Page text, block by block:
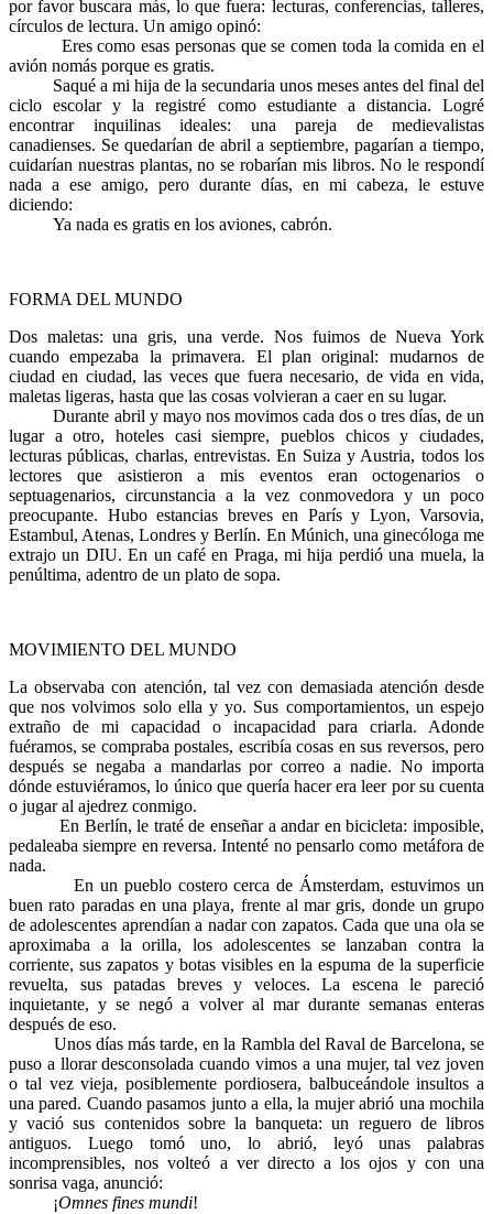
por favor buscara más, lo que fuera: lecturas, conferencias, talleres,
círculos de lectura. Un amigo opinó:
Eres como esas personas que se comen toda la comida en el
avión nomás porque es gratis.
Saqué a mi hija de la secundaria unos meses antes del final del
ciclo escolar y la registré como estudiante a distancia. Logré
encontrar inquilinas ideales: una pareja de medievalistas
canadienses. Se quedarían de abril a septiembre, pagarían a tiempo,
cuidarían nuestras plantas, no se robarían mis libros. No le respondí
nada a ese amigo, pero durante días, en mi cabeza, le estuve
diciendo:
Ya nada es gratis en los aviones, cabrón.
FORMA DEL MUNDO
Dos maletas: una gris, una verde. Nos fuimos de Nueva York
cuando empezaba la primavera. El plan original: mudarnos de
ciudad en ciudad, las veces que fuera necesario, de vida en vida,
maletas ligeras, hasta que las cosas volvieran a caer en su lugar.
Durante abril y mayo nos movimos cada dos o tres días, de un
lugar a otro, hoteles casi siempre, pueblos chicos y ciudades,
lecturas públicas, charlas, entrevistas. En Suiza y Austria, todos los
lectores que asistieron a mis eventos eran octogenarios o
septuagenarios, circunstancia a la vez conmovedora y un poco
preocupante. Hubo estancias breves en París y Lyon, Varsovia,
Estambul, Atenas, Londres y Berlín. En Múnich, una ginecóloga me
extrajo un DIU. En un café en Praga, mi hija perdió una muela, la
penúltima, adentro de un plato de sopa.
MOVIMIENTO DEL MUNDO
La observaba con atención, tal vez con demasiada atención desde
que nos volvimos solo ella y yo. Sus comportamientos, un espejo
extraño de mi capacidad o incapacidad para criarla. Adonde
fuéramos, se compraba postales, escribía cosas en sus reversos, pero
después se negaba a mandarlas por correo a nadie. No importa
dónde estuviéramos, lo único que quería hacer era leer por su cuenta
o jugar al ajedrez conmigo.
En Berlín, le traté de enseñar a andar en bicicleta: imposible,
pedaleaba siempre en reversa. Intenté no pensarlo como metáfora de
nada.
En un pueblo costero cerca de Ámsterdam, estuvimos un
buen rato paradas en una playa, frente al mar gris, donde un grupo
de adolescentes aprendían a nadar con zapatos. Cada que una ola se
aproximaba a la orilla, los adolescentes se lanzaban contra la
corriente, sus zapatos y botas visibles en la espuma de la superficie
revuelta, sus patadas breves y veloces. La escena le pareció
inquietante, y se negó a volver al mar durante semanas enteras
después de eso.
Unos días más tarde, en la Rambla del Raval de Barcelona, se
puso a llorar desconsolada cuando vimos a una mujer, tal vez joven
o tal vez vieja, posiblemente pordiosera, balbuceándole insultos a
una pared. Cuando pasamos junto a ella, la mujer abrió una mochila
y vació sus contenidos sobre la banqueta: un reguero de libros
antiguos. Luego tomó uno, lo abrió, leyó unas palabras
incomprensibles, nos volteó a ver directo a los ojos y con una
sonrisa vaga, anunció:
¡Omnes fines mundi!